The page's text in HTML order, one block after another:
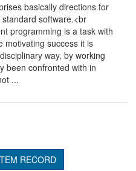
basically directions for
software.<br
programming is a task with
motivating success it is
way, by working
been confronted with in
...
RECORD